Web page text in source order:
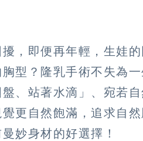
，即便再年輕，生娃
型？隆乳手術不失為一
、站著水滴」、宛若
更自然飽滿，追求自
妙身材的好選擇！